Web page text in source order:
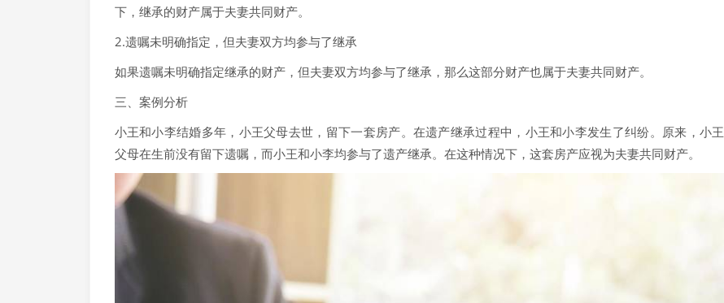
下，继承的财产属于夫妻共同财产。
2.遗嘱未明确指定，但夫妻双方均参与了继承
如果遗嘱未明确指定继承的财产，但夫妻双方均参与了继承，那么这部分财产也属于夫妻共同财产。
三、案例分析
小王和小李结婚多年，小王父母去世，留下一套房产。在遗产继承过程中，小王和小李发生了纠纷。原来，小王
父母在生前没有留下遗嘱，而小王和小李均参与了遗产继承。在这种情况下，这套房产应视为夫妻共同财产。